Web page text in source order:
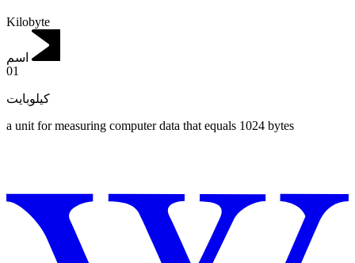
Kilobyte
اسم
01
کیلوبایت
a unit for measuring computer data that equals 1024 bytes